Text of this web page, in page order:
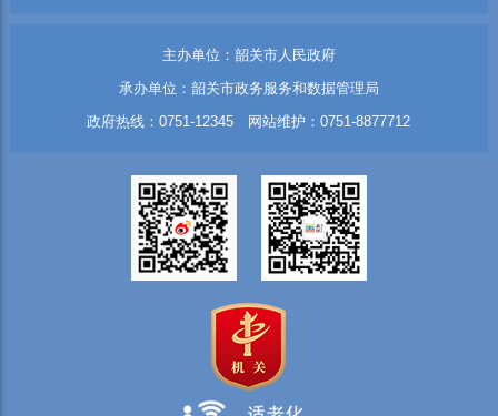
主办单位：韶关市人民政府
承办单位：韶关市政务服务和数据管理局
政府热线：0751-12345 网站维护：0751-8877712